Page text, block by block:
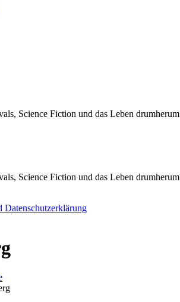
Science Fiction und das Leben drumherum
Science Fiction und das Leben drumherum
Datenschutzerklärung